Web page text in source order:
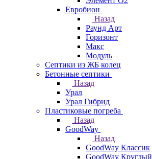
Евробион
Назад
Раунд Арт
Горизонт
Макс
Модуль
Септики из ЖБ колец
Бетонные септики
Назад
Урал
Урал Гибрид
Пластиковые погреба
Назад
GoodWay
Назад
GoodWay Классик
GoodWay Круглый